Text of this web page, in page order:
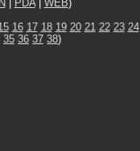
PDA| WEB)
16 17 18 19 20 21 22 23 24
35 36 37 38)